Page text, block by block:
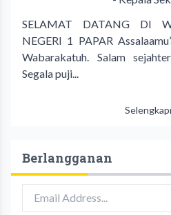
SELAMAT DATANG DI
NEGERI 1 PAPAR
Wabarakatuh. Salam
Segala puji...
Berlangganan